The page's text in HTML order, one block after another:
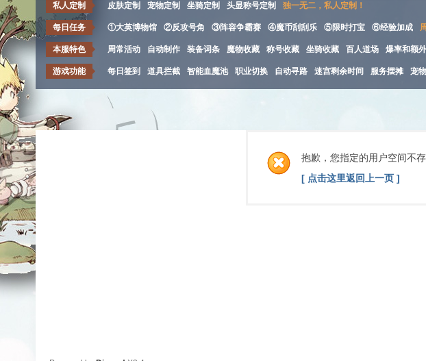
私人定制 皮肤定制 宠物定制 坐骑定制 头显称号定制 独一无二，私人定制！
每日任务 ①大英博物馆 ②反攻号角 ③阵容争霸赛 ④魔币刮刮乐 ⑤限时打宝 ⑥经验加成
本服特色 周常活动 自动制作 装备词条 魔物收藏 称号收藏 坐骑收藏 百人道场 爆率和额
游戏功能 每日签到 道具拦截 智能血魔池 职业切换 自动寻路 迷宫剩余时间 服务摆摊 宠
抱歉，您指定的用户空间不
[ 点击这里返回上一页 ]